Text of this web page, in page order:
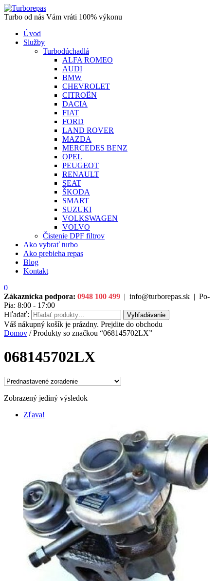
Turbo od nás Vám vráti 100% výkonu
Úvod
Služby
Turbodúchadlá
ALFA ROMEO
AUDI
BMW
CHEVROLET
CITROËN
DACIA
FIAT
FORD
LAND ROVER
MAZDA
MERCEDES BENZ
OPEL
PEUGEOT
RENAULT
SEAT
ŠKODA
SMART
SUZUKI
VOLKSWAGEN
VOLVO
Čistenie DPF filtrov
Ako vybrať turbo
Ako prebieha repas
Blog
Kontakt
0
Zákaznícka podpora: 0948 100 499 | info@turborepas.sk | Po-
Pia: 8:00 - 17:00
Hľadať:
Vyhľadávanie
Váš nákupný košík je prázdny. Prejdite do obchodu
Domov / Produkty so značkou “068145702LX”
068145702LX
Zobrazený jediný výsledok
Zľava!